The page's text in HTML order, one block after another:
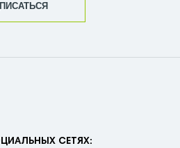
СЕТЯХ: